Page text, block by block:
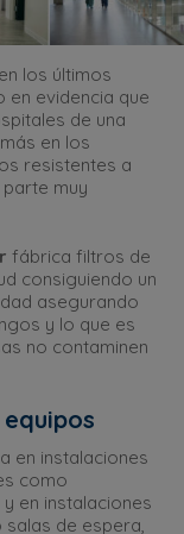
los últimos
en evidencia que
de una
en los
resistentes a
muy
fábrica filtros de
consiguiendo un
asegurando
y lo que es
no contaminen
en instalaciones
como
en instalaciones
de espera,